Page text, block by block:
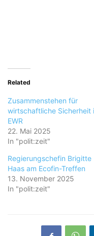
Related
Zusammenstehen für
wirtschaftliche Sicherheit
EWR
22. Mai 2025
In "polit:zeit"
Regierungschefin Brigitte
Haas am Ecofin-Treffen
13. November 2025
In "polit:zeit"